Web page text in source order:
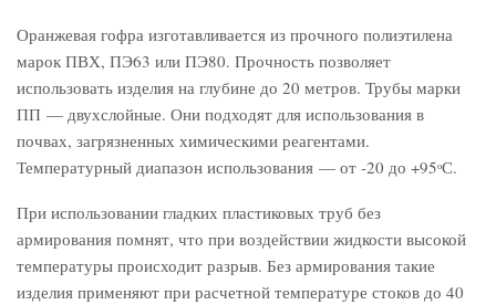
Оранжевая гофра изготавливается из прочного полиэтилена
марок ПВХ, ПЭ63 или ПЭ80. Прочность позволяет
использовать изделия на глубине до 20 метров. Трубы марки
ПП — двухслойные. Они подходят для использования в
почвах, загрязненных химическими реагентами.
Температурный диапазон использования — от -20 до +95ᵒС.
При использовании гладких пластиковых труб без
армирования помнят, что при воздействии жидкости высокой
температуры происходит разрыв. Без армирования такие
изделия применяют при расчетной температуре стоков до 40